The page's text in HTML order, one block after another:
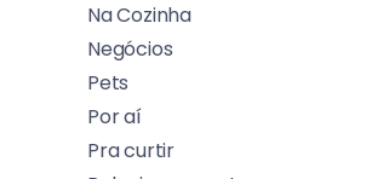
Na Cozinha
Negócios
Pets
Por aí
Pra curtir